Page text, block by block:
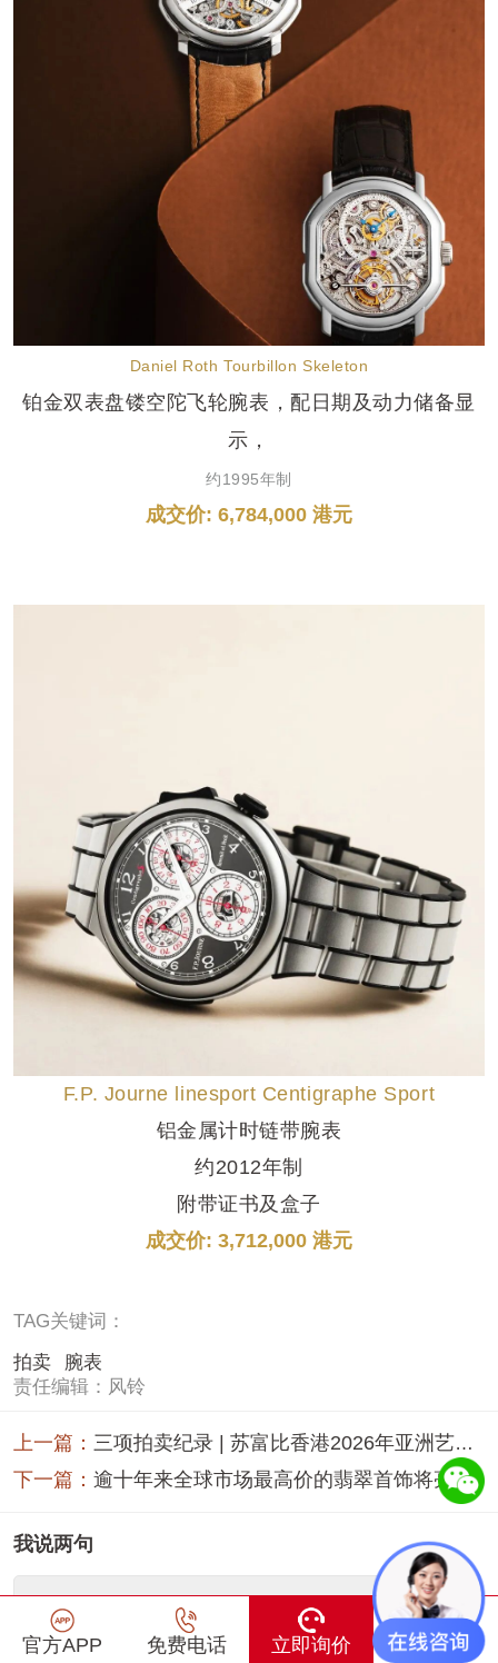
Daniel Roth Tourbillon Skeleton
铂金双表盘镂空陀飞轮腕表，配日期及动力储备显
示，
约1995年制
成交价: 6,784,000 港元
F.P. Journe linesport Centigraphe Sport
铝金属计时链带腕表
约2012年制
附带证书及盒子
成交价: 3,712,000 港元
TAG关键词：
拍卖
腕表
责任编辑：风铃
上一篇： 三项拍卖纪录 | 苏富比香港2026年亚洲艺术品拍卖系列圆满落槌
下一篇： 逾十年来全球市场最高价的翡翠首饰将亮相佳士得香港春拍
我说两句
官方APP 免费电话 立即询价 在线咨询